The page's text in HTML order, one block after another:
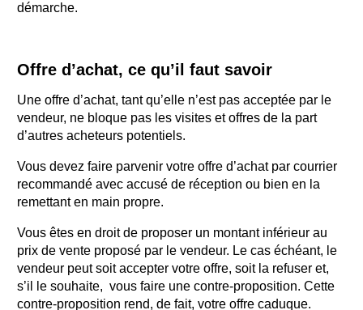
démarche.
Offre d’achat, ce qu’il faut savoir
Une offre d’achat, tant qu’elle n’est pas acceptée par le
vendeur, ne bloque pas les visites et offres de la part
d’autres acheteurs potentiels.
Vous devez faire parvenir votre offre d’achat par courrier
recommandé avec accusé de réception ou bien en la
remettant en main propre.
Vous êtes en droit de proposer un montant inférieur au
prix de vente proposé par le vendeur. Le cas échéant, le
vendeur peut soit accepter votre offre, soit la refuser et,
s’il le souhaite, vous faire une contre-proposition. Cette
contre-proposition rend, de fait, votre offre caduque.